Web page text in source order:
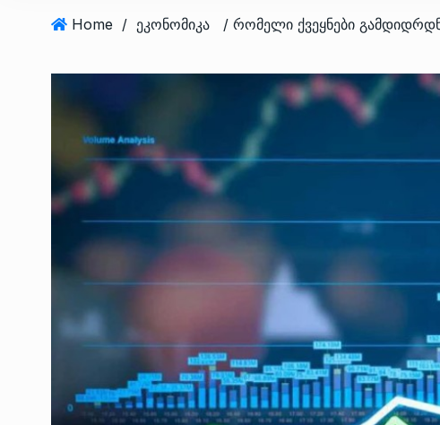
Home / ეკონომიკა